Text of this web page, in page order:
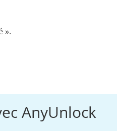
».
AnyUnlock